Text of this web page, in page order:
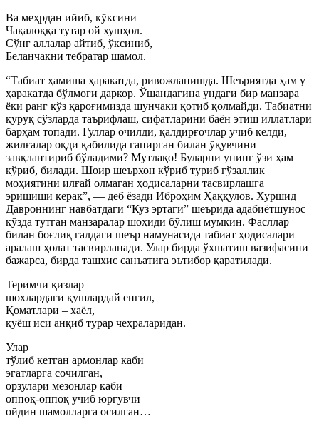
Ва меҳрдан ийиб, кўксини
Чақалоққа тутар ой хушҳол.
Сўнг аллалар айтиб, ўксиниб,
Беланчакни тебратар шамол.
“Табиат ҳамиша ҳаракатда, ривожланишда. Шеъриятда ҳам у
ҳаракатда бўлмоғи даркор. Ўшандагина ундаги бир манзара
ёки ранг кўз қароғимизда шунчаки қотиб қолмайди. Табиатни
қуруқ сўзларда таърифлаш, сифатларини баён этиш иллатлари
барҳам топади. Гуллар очилди, қалдирғочлар учиб келди,
жилғалар оқди қабилида гапирган билан ўқувчини
завқлантириб бўладими? Мутлақо! Буларни унинг ўзи ҳам
кўриб, билади. Шоир шеърхон кўриб туриб гўзаллик
моҳиятини илғай олмаган ҳодисаларни тасвирлашга
эришиши керак”, — деб ёзади Иброҳим Ҳаққулов. Хуршид
Давроннинг навбатдаги “Куз эртаги” шеърида адабиётшунос
кўзда тутган манзаралар шоҳиди бўлиш мумкин. Фасллар
билан боғлиқ галдаги шеър намунасида табиат ҳодисалари
аралаш ҳолат тасвирланади. Улар бирда ўхшатиш вазифасини
бажарса, бирда ташхис санъатига эътибор қаратилади.
Теримчи қизлар —
шохлардаги қушлардай енгил,
Қоматлари – хаёл,
қуёш иси анқиб турар чеҳраларидан.
Улар
тўлиб кетган армонлар каби
эгатларга сочилган,
орзулари мезонлар каби
оппоқ-оппоқ учиб юргувчи
ойдин шамолларга осилган…